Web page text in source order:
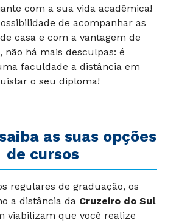
com a sua vida acadêmica!
de acompanhar as
casa e com a vantagem de
não há mais desculpas: é
faculdade a distância em
o seu diploma!
as suas opções
de cursos
regulares de graduação, os
a distância da Cruzeiro do Sul
viabilizam que você realize